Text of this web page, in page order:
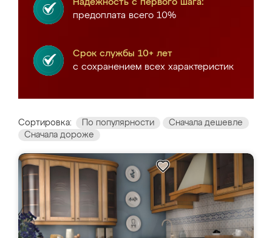
Надёжность с первого шага:
предоплата всего 10%
Срок службы 10+ лет
с сохранением всех характеристик
Сортировка: По популярности
Сначала дешевле
Сначала дороже